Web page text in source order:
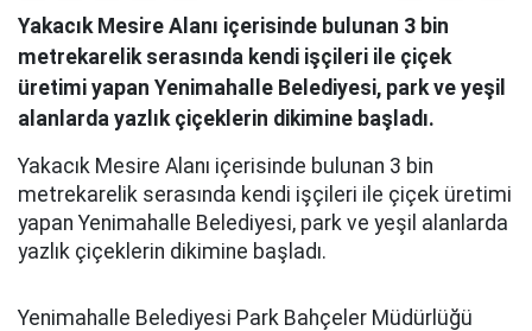
Yakacık Mesire Alanı içerisinde bulunan 3 bin
metrekarelik serasında kendi işçileri ile çiçek
üretimi yapan Yenimahalle Belediyesi, park ve yeşil
alanlarda yazlık çiçeklerin dikimine başladı.
Yakacık Mesire Alanı içerisinde bulunan 3 bin
metrekarelik serasında kendi işçileri ile çiçek üretimi
yapan Yenimahalle Belediyesi, park ve yeşil alanlarda
yazlık çiçeklerin dikimine başladı.
Yenimahalle Belediyesi Park Bahçeler Müdürlüğü